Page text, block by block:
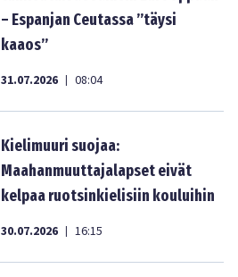
– Espanjan Ceutassa ”täysi
kaaos”
31.07.2026 | 08:04
Kielimuuri suojaa:
Maahanmuuttajalapset eivät
kelpaa ruotsinkielisiin kouluihin
30.07.2026 | 16:15